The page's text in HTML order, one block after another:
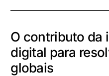
O contributo da
digital para
globais